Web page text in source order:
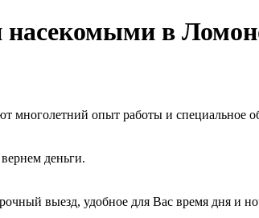
в
многолетний опыт работы и специальное
деньги.
выезд, удобное для Вас время дня и